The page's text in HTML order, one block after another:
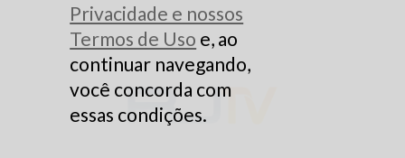
Privacidade e nossos
Termos de Uso e, ao
continuar navegando,
você concorda com
essas condições.